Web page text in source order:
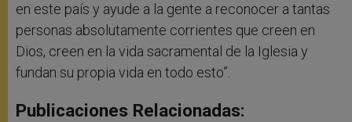
en este país y ayude a la gente a reconocer a tantas
personas absolutamente corrientes que creen en
Dios, creen en la vida sacramental de la Iglesia y
fundan su propia vida en todo esto”.
Publicaciones Relacionadas: